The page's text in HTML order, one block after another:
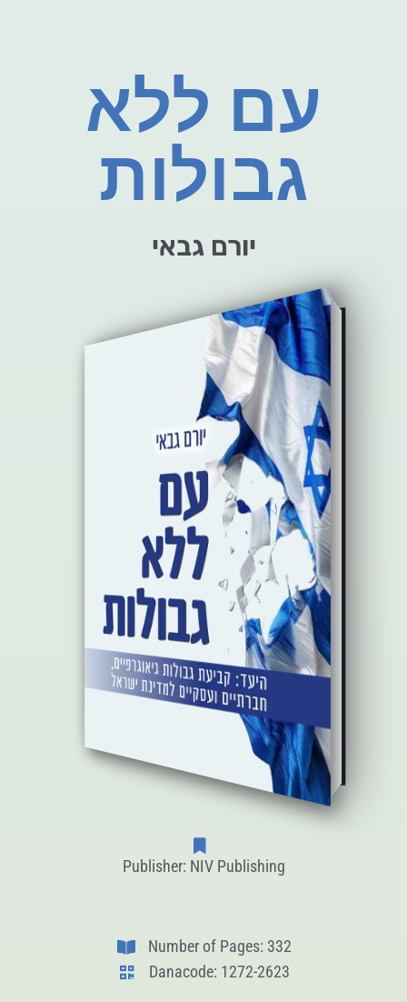
עם ללא
גבולות
יורם גבאי
Publisher: NIV Publishing
Number of Pages: 332
Danacode: 1272-2623